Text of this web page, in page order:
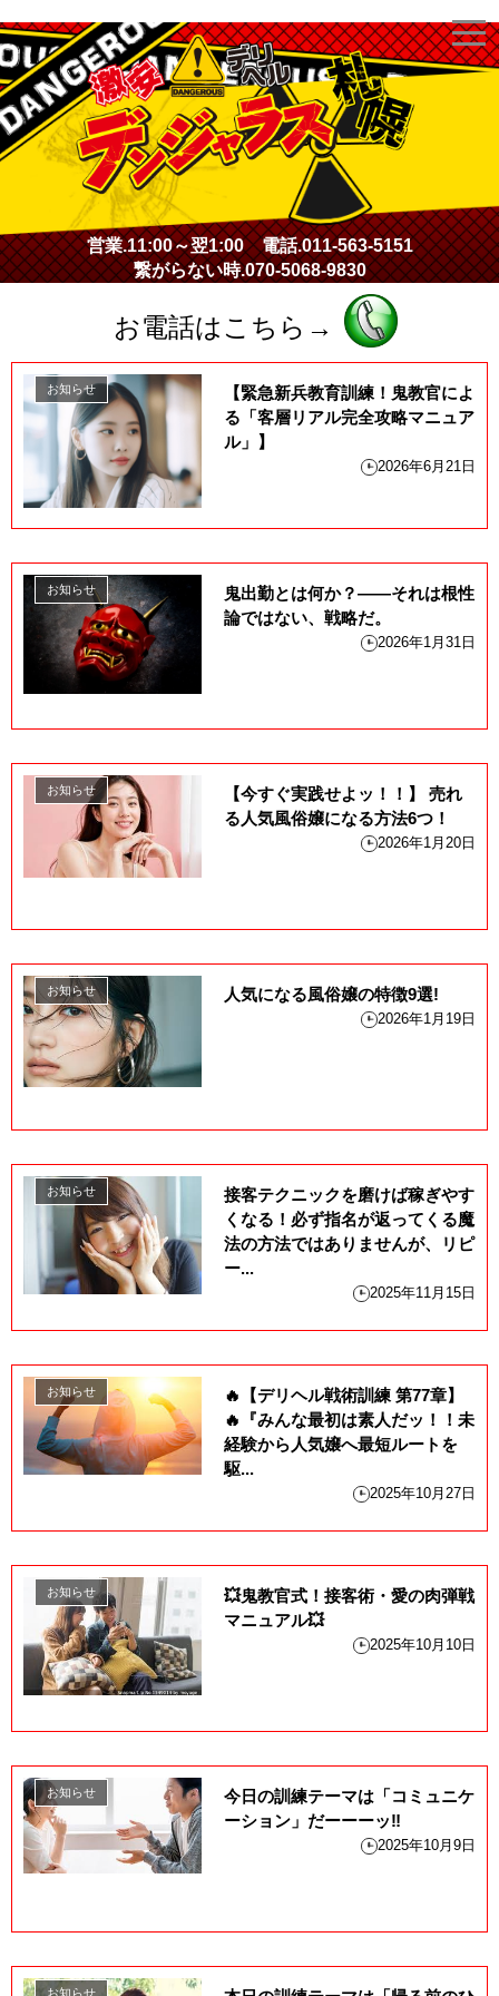
激安デリヘル・デンジャラス札幌
営業.11:00～翌1:00電話.011-563-5151
繋がらない時.070-5068-9830
お電話はこちら→
お知らせ
【緊急新兵教育訓練！鬼教官によ
る「客層リアル完全攻略マニュア
ル」】
2026年6月21日
お知らせ
鬼出勤とは何か？――それは根性
論ではない、戦略だ。
2026年1月31日
お知らせ
【今すぐ実践せよッ！！】 売れ
る人気風俗嬢になる方法6つ！
2026年1月20日
お知らせ 人気になる風俗嬢の特徴9選!
2026年1月19日
お知らせ
接客テクニックを磨けば稼ぎやす
くなる！必ず指名が返ってくる魔
法の方法ではありませんが、リピ
ー...
2025年11月15日
お知らせ
🔥【デリヘル戦術訓練 第77章】
🔥『みんな最初は素人だッ！！未
経験から人気嬢へ最短ルートを
駆...
2025年10月27日
お知らせ
💥鬼教官式！接客術・愛の肉弾戦
マニュアル💥
2025年10月10日
お知らせ
今日の訓練テーマは「コミュニケ
ーション」だーーーッ‼️
2025年10月9日
お知らせ